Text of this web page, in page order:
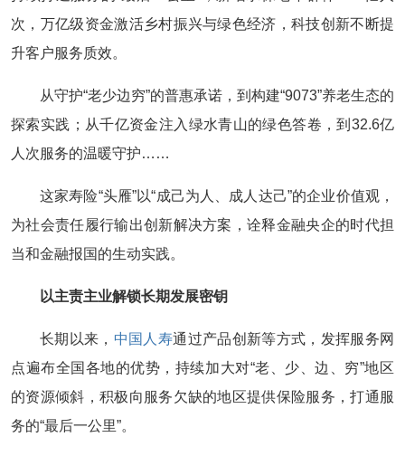
次，万亿级资金激活乡村振兴与绿色经济，科技创新不断提
升客户服务质效。
从守护“老少边穷”的普惠承诺，到构建“9073”养老生态的
探索实践；从千亿资金注入绿水青山的绿色答卷，到32.6亿
人次服务的温暖守护……
这家寿险“头雁”以“成己为人、成人达己”的企业价值观，
为社会责任履行输出创新解决方案，诠释金融央企的时代担
当和金融报国的生动实践。
以主责主业解锁长期发展密钥
长期以来， 中国人寿通过产品创新等方式，发挥服务网
点遍布全国各地的优势，持续加大对“老、少、边、穷”地区
的资源倾斜，积极向服务欠缺的地区提供保险服务，打通服
务的“最后一公里”。